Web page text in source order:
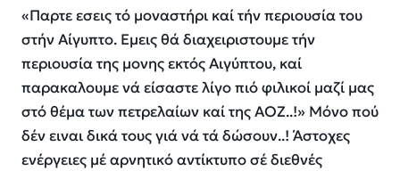
«Παρτε εσεις τό μοναστήρι καί τήν περιουσία του
στήν Αίγυπτο. Εμεις θά διαχειριστουμε τήν
περιουσία της μονης εκτός Αιγύπτου, καί
παρακαλουμε νά είσαστε λίγο πιό φιλικοί μαζί μας
στό θέμα των πετρελαίων καί της ΑΟΖ..!» Μόνο πού
δέν ειναι δικά τους γιά νά τά δώσουν..! Άστοχες
ενέργειες μέ αρνητικό αντίκτυπο σέ διεθνές